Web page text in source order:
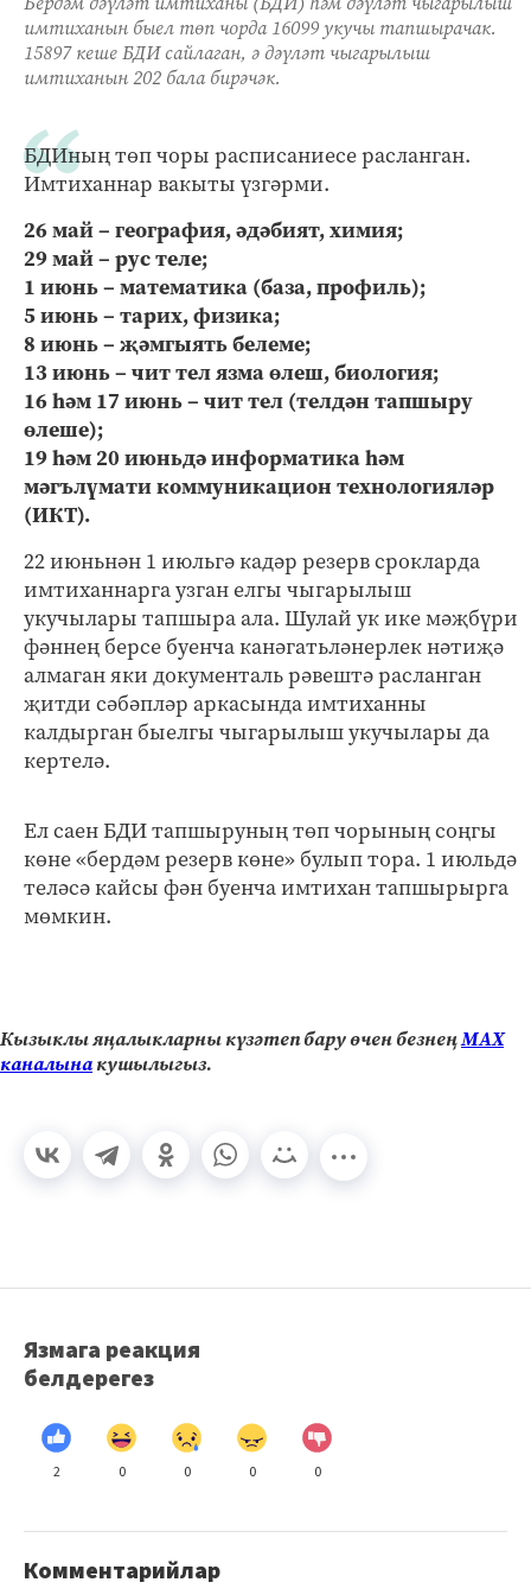
имтиханын быел төп чорда 16099 укучы тапшырачак.
15897 кеше БДИ сайлаган, ә дәүләт чыгарылыш
имтиханын 202 бала бирәчәк.
БДИның төп чоры расписаниесе расланган.
Имтиханнар вакыты үзгәрми.
26 май – география, әдәбият, химия;
29 май – рус теле;
1 июнь – математика (база, профиль);
5 июнь – тарих, физика;
8 июнь – җәмгыять белеме;
13 июнь – чит тел язма өлеш, биология;
16 һәм 17 июнь – чит тел (телдән тапшыру
өлеше);
19 һәм 20 июньдә информатика һәм
мәгълүмати коммуникацион технологияләр
(ИКТ).
22 июньнән 1 июльгә кадәр резерв срокларда
имтиханнарга узган елгы чыгарылыш
укучылары тапшыра ала. Шулай ук ике мәҗбүри
фәннең берсе буенча канәгатьләнерлек нәтиҗә
алмаган яки документаль рәвештә расланган
җитди сәбәпләр аркасында имтиханны
калдырган быелгы чыгарылыш укучылары да
кертелә.
Ел саен БДИ тапшыруның төп чорының соңгы
көне «бердәм резерв көне» булып тора. 1 июльдә
теләсә кайсы фән буенча имтихан тапшырырга
мөмкин.
Кызыклы яңалыкларны күзәтеп бару өчен безнеңМАХ
каналынакушылыгыз.
Язмага реакция
белдерегез
2 0 0 0 0
Комментарийлар